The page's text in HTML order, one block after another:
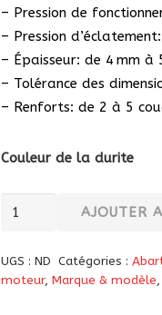
– Pression de
– Pression
– Épaisseur: de 4 mm à
– Tolérance des
– Renforts: de 2 à 5
Couleur de la durite
quantité
réduit
AJOUTER
UGS : ND Catégories :
moteur, Marque & modèle,